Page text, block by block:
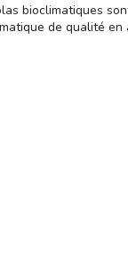
bioclimatiques
de qualité en